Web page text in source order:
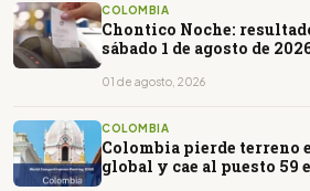
COLOMBIA
Chontico Noche:
sábado 1 de agosto de
01 de agosto, 2026
COLOMBIA
Colombia pierde terreno
global y cae al puesto 59